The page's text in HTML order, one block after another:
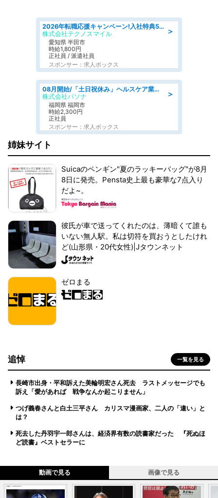
＞
2026年転職応援キャンペーン!入社特典58万円/デンソーで働こう!自動車工場で小型部品の検査業務 denso aichi
株式会社テクノスマイル
愛知県 半田市
時給1,800円
正社員 / 派遣社員
スポンサー：求人ボックス
＞
08月開始/「土日祝休み」ヘルスケア業界の産業保健師/高時給/未経験OK/要資格:保健師、正看護師
株式会社パソナ
福岡県 福岡市
時給2,300円
正社員
スポンサー：求人ボックス
姉妹サイト
Suicaのペンギン"夏のラッキーバッグ"が8月
8日に発売。Pensta史上最も豪華な7点入り
だよ~。
彼氏が車で送ってくれたのは、薄暗くて誰も
いない無人駅。私は切符を買おうとしたけれ
ど(山形県・20代女性)|Jタウンネット
ゼロまる
追悼 一覧を見る
長崎市出身・平和訴えた美輪明宏さん死去 ラストメッセージでも
訴え「愛があれば 戦争なんか起こりません」
つげ義春さんと白土三平さん カリスマ漫画家、二人の「違い」と
は？
死去した丹羽宇一郎さんは、経済界有数の読書家だった 『死ぬほ
ど読書』ベストセラーに
動画で見る 画像で見る